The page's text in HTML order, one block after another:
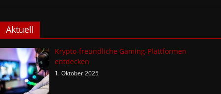
Aktuell
Krypto-freundliche Gaming-Plattformen
entdecken
1. Oktober 2025